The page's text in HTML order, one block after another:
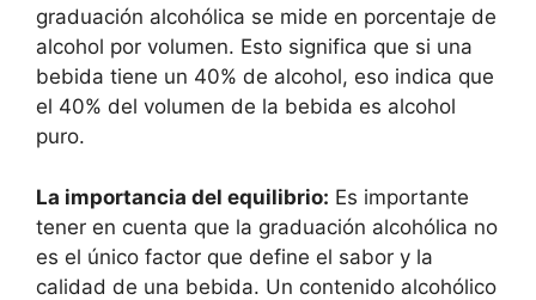
graduación alcohólica se mide en porcentaje de
alcohol por volumen. Esto significa que si una
bebida tiene un 40% de alcohol, eso indica que
el 40% del volumen de la bebida es alcohol
puro.
La importancia del equilibrio: Es importante
tener en cuenta que la graduación alcohólica no
es el único factor que define el sabor y la
calidad de una bebida. Un contenido alcohólico